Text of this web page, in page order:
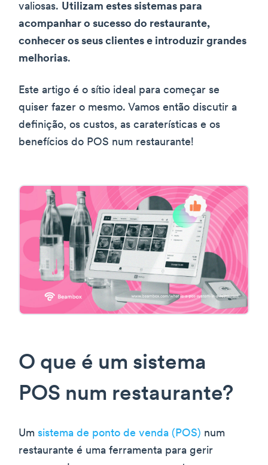
valiosas. Utilizam estes sistemas para
acompanhar o sucesso do restaurante,
conhecer os seus clientes e introduzir grandes
melhorias.
Este artigo é o sítio ideal para começar se
quiser fazer o mesmo. Vamos então discutir a
definição, os custos, as caraterísticas e os
benefícios do POS num restaurante!
O que é um sistema
POS num restaurante?
Um sistema de ponto de venda (POS) num
restaurante é uma ferramenta para gerir